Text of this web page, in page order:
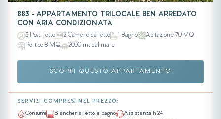
883 - APPARTAMENTO TRILOCALE BEN ARREDATO
CON ARIA CONDIZIONATA
5 Posti letto 2 Camere da letto 1 Bagno
Abitazione 70 MQ
Portico 8 MQ
2000 mt dal mare
SCOPRI QUESTO APPARTAMENTO
SERVIZI COMPRESI NEL PREZZO:
Consumi Biancheria letto e bagno
Assistenza h 24